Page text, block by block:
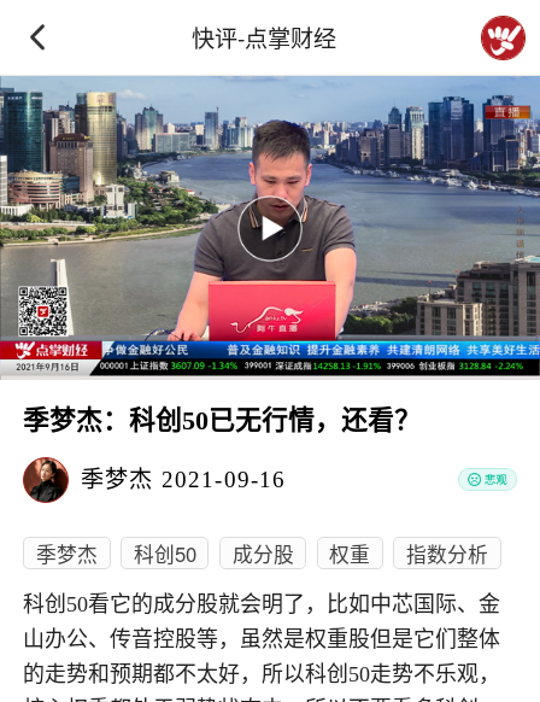
快评-点掌财经
季梦杰：科创50已无行情，还看？
季梦杰 2021-09-16
季梦杰 科创50 成分股 权重 指数分析
科创50看它的成分股就会明了，比如中芯国际、金
山办公、传音控股等，虽然是权重股但是它们整体
的走势和预期都不太好，所以科创50走势不乐观，